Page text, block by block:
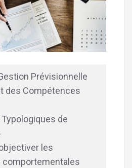
Prévisionnelle
des Compétences
de
les